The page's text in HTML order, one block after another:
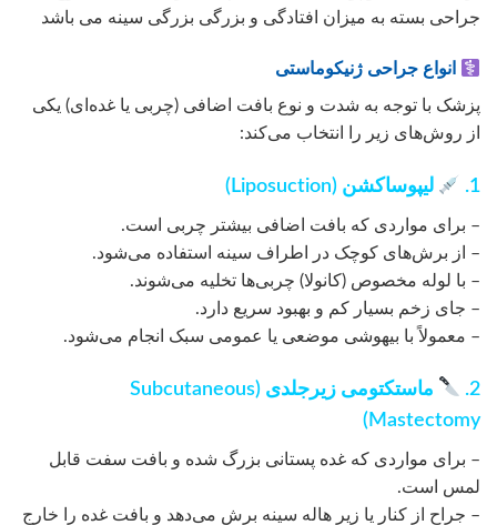
جراحی بسته به میزان افتادگی و بزرگی بزرگی سینه می باشد
انواع جراحی ژنیکوماستی
پزشک با توجه به شدت و نوع بافت اضافی (چربی یا غده‌ای) یکی
از روش‌های زیر را انتخاب می‌کند:
1. لیپوساکشن (Liposuction)
– برای مواردی که بافت اضافی بیشتر چربی است.
– از برش‌های کوچک در اطراف سینه استفاده می‌شود.
– با لوله مخصوص (کانولا) چربی‌ها تخلیه می‌شوند.
– جای زخم بسیار کم و بهبود سریع دارد.
– معمولاً با بیهوشی موضعی یا عمومی سبک انجام می‌شود.
2.
ماستکتومی زیرجلدی (Subcutaneous
Mastectomy)
– برای مواردی که غده پستانی بزرگ شده و بافت سفت قابل
لمس است.
– جراح از کنار یا زیر هاله سینه برش می‌دهد و بافت غده را خارج